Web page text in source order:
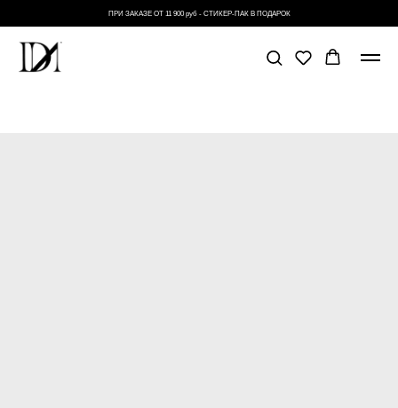
ПРИ ЗАКАЗЕ ОТ 11 900 руб - СТИКЕР-ПАК В ПОДАРОК